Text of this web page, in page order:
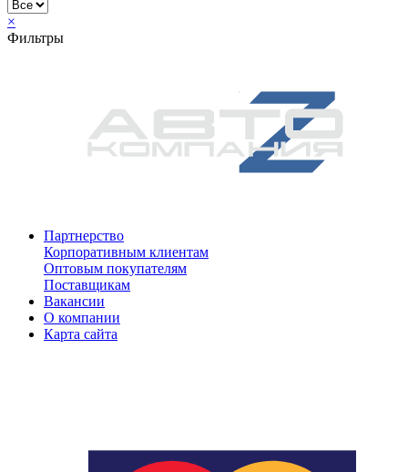
×
Фильтры
Партнерство
Корпоративным клиентам
Оптовым покупателям
Поставщикам
Вакансии
О компании
Карта сайта